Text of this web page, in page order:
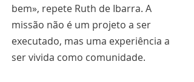
bem», repete Ruth de Ibarra. A
missão não é um projeto a ser
executado, mas uma experiência a
ser vivida como comunidade.